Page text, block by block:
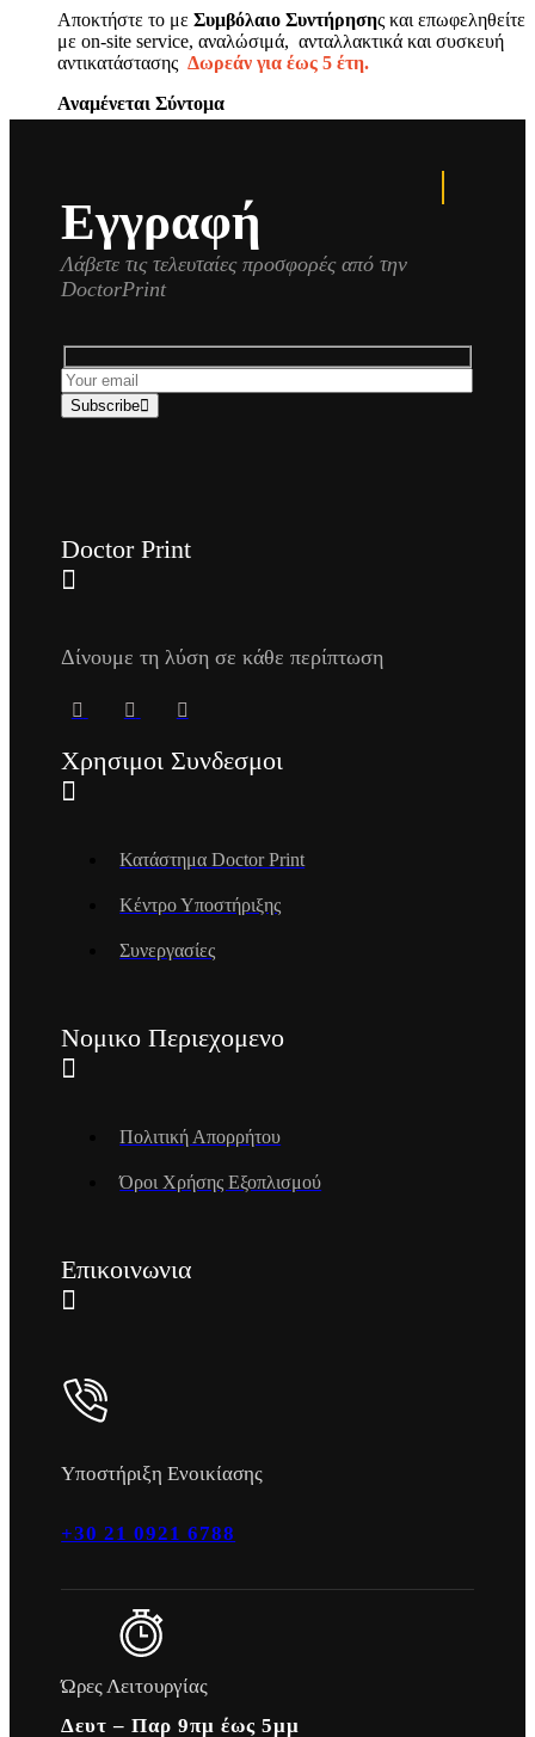
Αποκτήστε το με Συμβόλαιο Συντήρησης και επωφεληθείτε
με on-site service, αναλώσιμά, ανταλλακτικά και συσκευή
αντικατάστασης Δωρεάν για έως 5 έτη.
Αναμένεται Σύντομα
Εγγραφή
Λάβετε τις τελευταίες προσφορές από την
DoctorPrint
Subscribe
Doctor Print
Δίνουμε τη λύση σε κάθε περίπτωση
Χρησιμοι Συνδεσμοι
Κατάστημα Doctor Print
Κέντρο Υποστήριξης
Συνεργασίες
Νομικο Περιεχομενο
Πολιτική Απορρήτου
Όροι Χρήσης Εξοπλισμού
Επικοινωνια
Υποστήριξη Ενοικίασης
+30 21 0921 6788
Ώρες Λειτουργίας
Δευτ – Παρ 9πμ έως 5μμ